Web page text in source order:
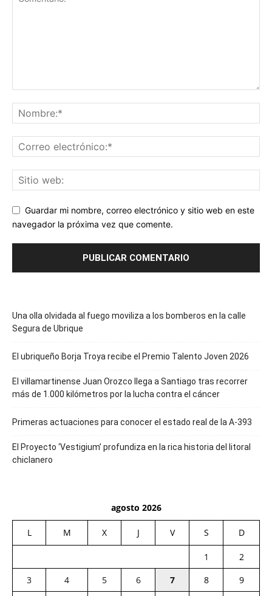
Guardar mi nombre, correo electrónico y sitio web en este
navegador la próxima vez que comente.
Una olla olvidada al fuego moviliza a los bomberos en la calle
Segura de Ubrique
El ubriqueño Borja Troya recibe el Premio Talento Joven 2026
El villamartinense Juan Orozco llega a Santiago tras recorrer
más de 1.000 kilómetros por la lucha contra el cáncer
Primeras actuaciones para conocer el estado real de la A-393
El Proyecto ‘Vestigium’ profundiza en la rica historia del litoral
chiclanero
agosto 2026
L M X J V S D
1
2
3
4 5 6 7 8
9